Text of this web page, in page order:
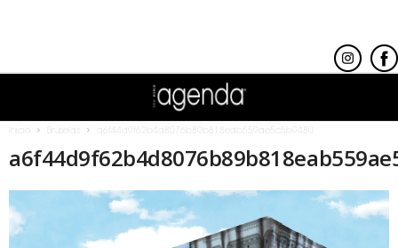
Bruselas a6f44d9f62b4d8076b89b818eab559ae5c5b9480